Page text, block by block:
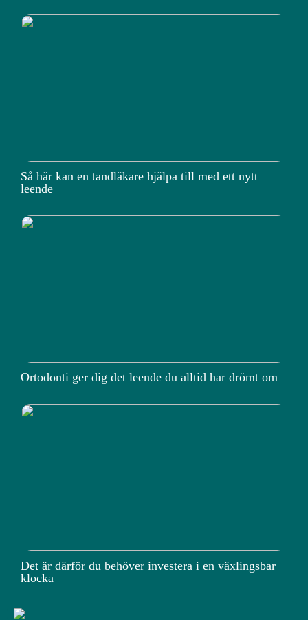
Så här kan en tandläkare hjälpa till med ett nytt
leende
Ortodonti ger dig det leende du alltid har drömt om
Det är därför du behöver investera i en växlingsbar
klocka